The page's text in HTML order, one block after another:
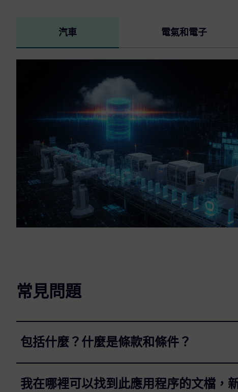
汽車 電氣和電子
常見問題
包括什麼？什麼是條款和條件？
我在哪裡可以找到此應用程序的文檔，